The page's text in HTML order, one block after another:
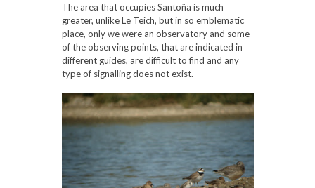
The area that occupies Santoña is much
greater, unlike Le Teich, but in so emblematic
place, only we were an observatory and some
of the observing points, that are indicated in
different guides, are difficult to find and any
type of signalling does not exist.